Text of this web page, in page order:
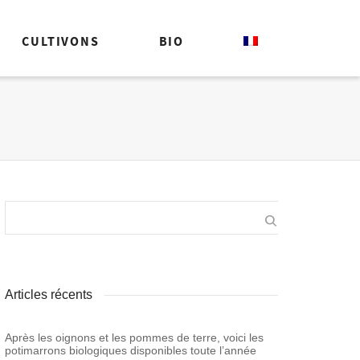
CULTIVONS BIO
Articles récents
Après les oignons et les pommes de terre, voici les
potimarrons biologiques disponibles toute l’année